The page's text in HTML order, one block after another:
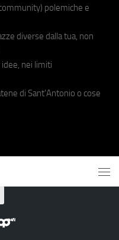
polemiche e
diverse dalla tua, non
nei limiti
di Sant'Antonio o cose